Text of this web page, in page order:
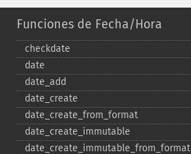
Funciones de Fecha/Hora
checkdate
date
date_​add
date_​create
date_​create_​from_​format
date_​create_​immutable
date_​create_​immutable_​from_​format